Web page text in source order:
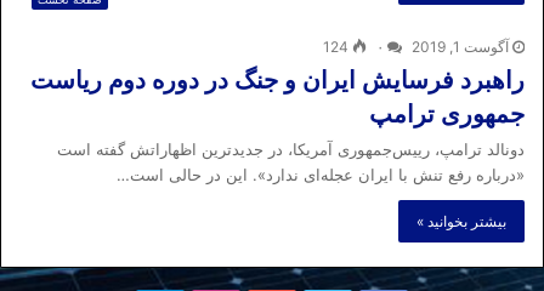
آگوست 1, 2019 ۰ 124
راهبرد فرسایش ایران و جنگ در دوره دوم ریاست
جمهوری‌ ترامپ
دونالد ترامپ، رییس‌جمهوری آمریکا، در جدیدترین اظهاراتش گفته است
«درباره رفع تنش با ایران عجله‌ای ندارد». این در حالی است…
بیشتر بخوانید »